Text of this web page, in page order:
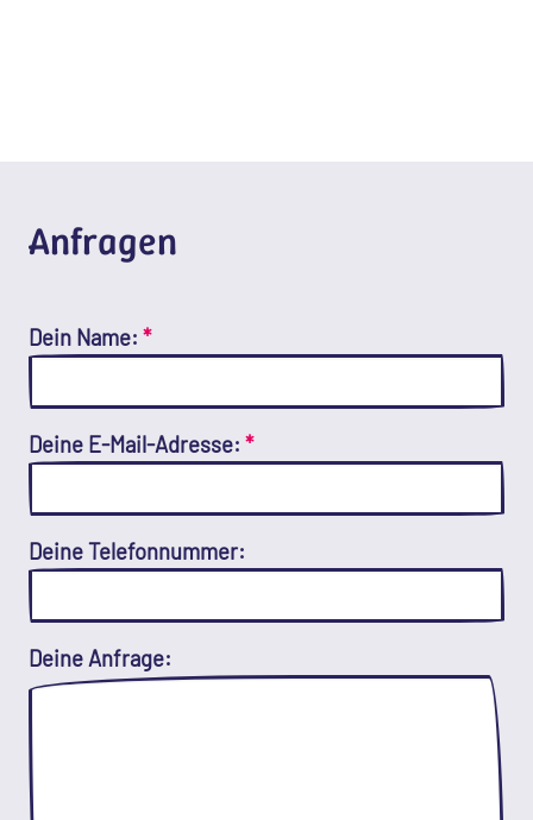
Anfragen
Dein Name: *
Deine E-Mail-Adresse: *
Deine Telefonnummer:
Deine Anfrage: